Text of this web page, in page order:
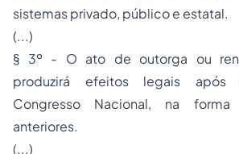
sistemas privado, público e estatal.
(...)
§ 3º - O ato de outorga ou
produzirá efeitos legais após
Congresso Nacional, na
anteriores.
(...)